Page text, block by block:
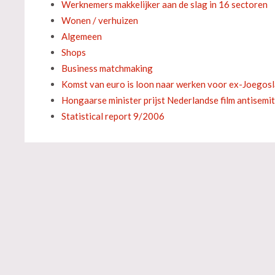
Werknemers makkelijker aan de slag in 16 sectoren
Wonen / verhuizen
Algemeen
Shops
Business matchmaking
Komst van euro is loon naar werken voor ex-
Hongaarse minister prijst Nederlandse film
Statistical report 9/2006